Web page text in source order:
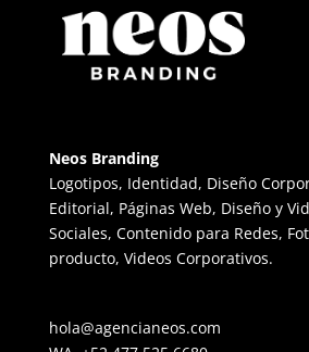
Neos Branding
Logotipos, Identidad, Diseño
Editorial, Páginas Web, Diseño y
Sociales, Contenido para Redes,
producto, Videos Corporativos.
hola@agencianeos.com